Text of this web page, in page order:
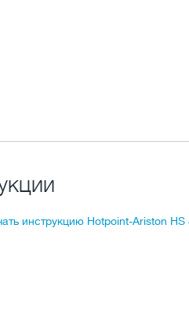
инструкцию Hotpoint-Ariston HS